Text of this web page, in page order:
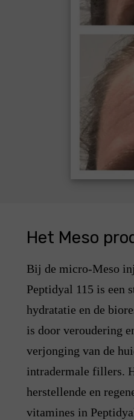
Het Meso
Bij de micro-Meso
Peptidyal 115 is een
hydratatie en de
is door veroudering
verjonging van de
intradermale fillers.
herstellende en
vitamines in